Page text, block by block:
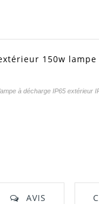
150w
à décharge IP65 extérieur
AVIS